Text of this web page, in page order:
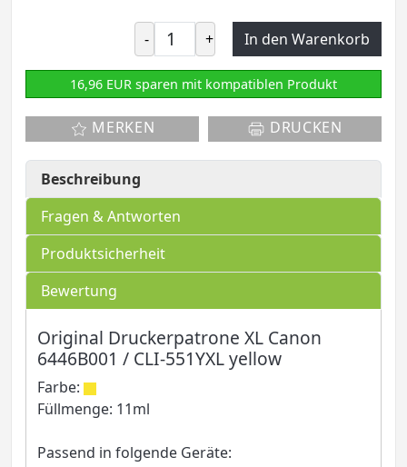
- + In den Warenkorb
16,96 EUR sparen mit kompatiblen Produkt
MERKEN DRUCKEN
Beschreibung
Fragen & Antworten
Produktsicherheit
Bewertung
Original Druckerpatrone XL Canon
6446B001 / CLI-551YXL yellow
Farbe:
Füllmenge: 11ml
Passend in folgende Geräte: